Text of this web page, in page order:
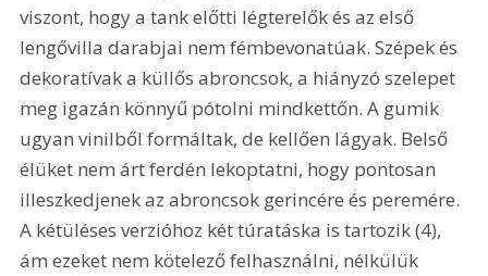
viszont, hogy a tank előtti légterelők és az első
lengővilla darabjai nem fémbevonatúak. Szépek és
dekoratívak a küllős abroncsok, a hiányzó szelepet
meg igazán könnyű pótolni mindkettőn. A gumik
ugyan vinilből formáltak, de kellően lágyak. Belső
élüket nem árt ferdén lekoptatni, hogy pontosan
illeszkedjenek az abroncsok gerincére és peremére.
A kétüléses verzióhoz két túratáska is tartozik (4),
ám ezeket nem kötelező felhasználni, nélkülük